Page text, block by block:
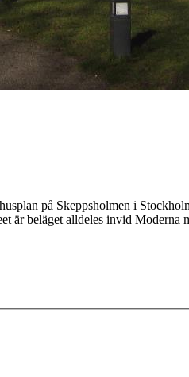
på Skeppsholmen i
är beläget alldeles invid Moderna